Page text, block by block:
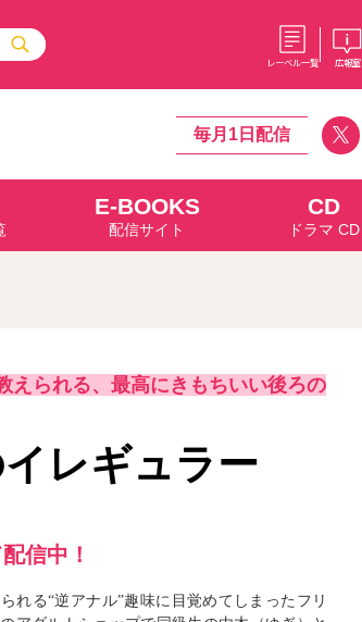
レーベル一覧 広報室
販・NEWS
STORE
ーラップ広報室
採用情報
毎月1日配信
E-BOOKS
配信サイト
CD
ドラマ CD
えられる、最高にきもちいい後ろの
レギュラー
信中！
れる“逆アナル”趣味に目覚めてしまったフリ